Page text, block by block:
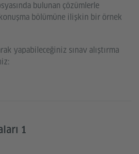
bulunan çözümlerle
konuşma bölümüne ilişkin bir örnek
yapabileceğiniz sınav alıştırma
1